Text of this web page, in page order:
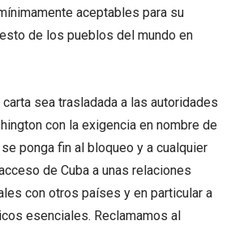
aceptables para su
de los pueblos del mundo en
sea trasladada a las autoridades
con la exigencia en nombre de
ponga fin al bloqueo y a cualquier
de Cuba a unas relaciones
con otros países y en particular a
esenciales. Reclamamos al